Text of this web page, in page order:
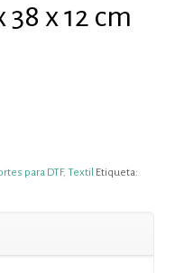
x 12 cm
para DTF, Textil Etiqueta: